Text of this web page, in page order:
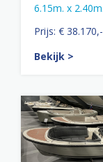
6.15m. x
Prijs: € 38.170,-
Bekijk >